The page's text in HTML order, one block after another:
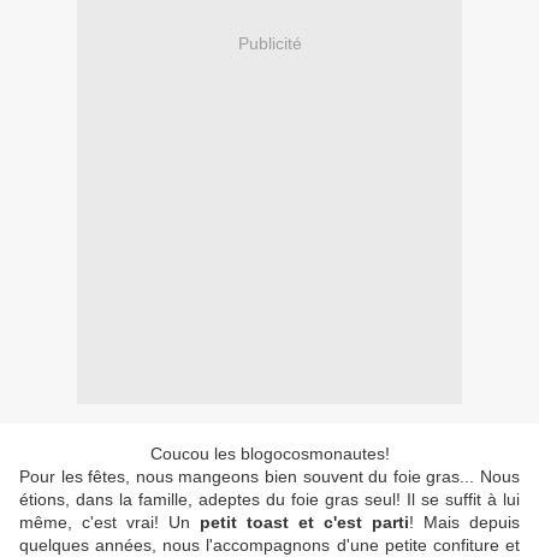
Publicité
Coucou les blogocosmonautes!
Pour les fêtes, nous mangeons bien souvent du foie gras... Nous
étions, dans la famille, adeptes du foie gras seul! Il se suffit à lui
même, c'est vrai! Un petit toast et c'est parti! Mais depuis
quelques années, nous l'accompagnons d'une petite confiture et